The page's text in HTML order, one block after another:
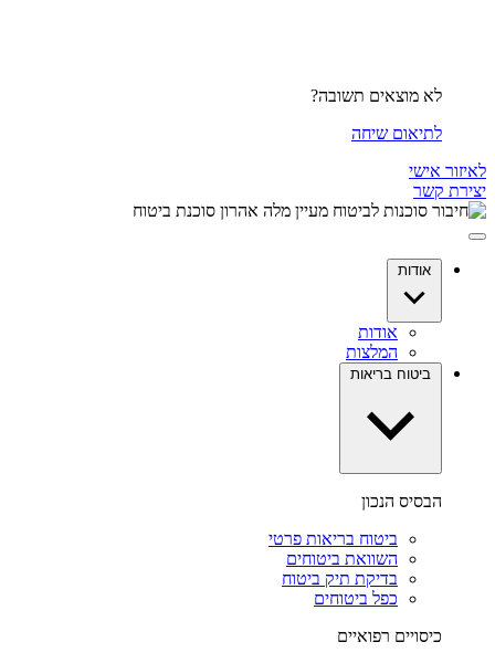
לא מוצאים תשובה?
לתיאום שיחה
לאיזור אישי
יצירת קשר
אודות
אודות
המלצות
ביטוח בריאות
הבסיס הנכון
ביטוח בריאות פרטי
השוואת ביטוחים
בדיקת תיק ביטוח
כפל ביטוחים
כיסויים רפואיים